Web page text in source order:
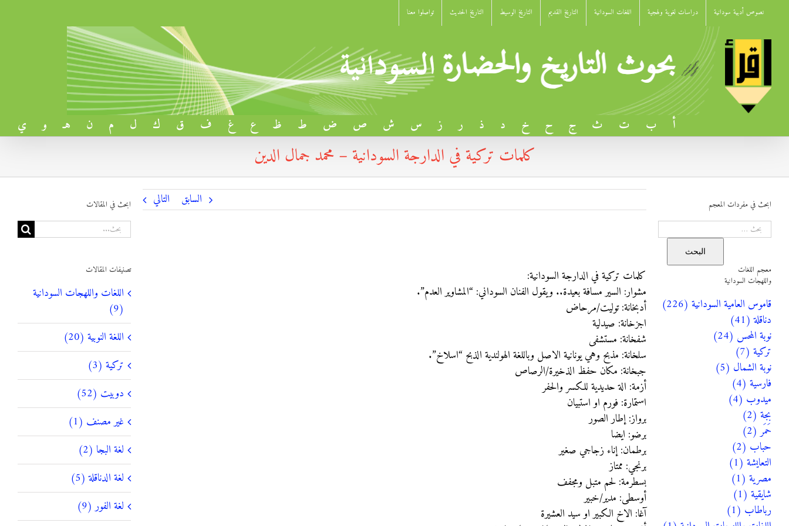
content
نصوص أدبية سودانية دراسات لغوية ولهجية اللغات السودانية التاريخ القديم التاريخ الوسيط التاريخ الحديث تواصلوا معنا
أ ب ت ث ج ح خ د ذ ر ز س ش ص ض ط ظ ع غ ف ق ك ل م ن هـ و ي
كلمات تركية في الدارجة السودانية – محمد جمال الدين
السابق التالي
كلمات تركية في الدارجة السودانية:
مشوار: السير مسافة بعيدة.. ويقول الفنان السوداني: “المشاوير العدم”.
أدبخانة: توليت/مرحاض
اجزخانة: صيدلية
شفخانة: مستشفى
سلخانة: مذبح وهي يونانية الاصل وباللغة الهولندية الذبح “اسلاخ”.
جبخانة: مكان حفظ الذخيرة/الرصاص
أزمة: الة حديدية للكسر والحفر
استمارة: فورم او استبيان
برواز: إطار الصور
برضو: ايضا
برطمان: إناء زجاجي صغير
برنجي: ممتاز
بسطرمة: لحم متبل ومجفف
أوسطى: مدير/خبير
آغا: الاخ الكبير او سيد العشيرة
ابحث في المقالات
البحث
عن:
تصنيفات المقالات
اللغات واللهجات السودانية
(9)
اللغة النوبية (20)
تركية (3)
دوبيت (52)
غير مصنف (1)
لغة البجا (2)
لغة الدناقلة (5)
لغة الفور (9)
ابحث في مفردات المعجم
البحث
البحث
معجم اللغات
واللهجات السودانية
قاموس العامية السودانية (226)
دناقلة (41)
نوبة المحس (24)
تركية (7)
نوبة الشمال (5)
فارسية (4)
ميدوب (4)
بجة (2)
حَمَر (2)
حباب (2)
التعايشة (1)
مصرية (1)
شايقية (1)
رباطاب (1)